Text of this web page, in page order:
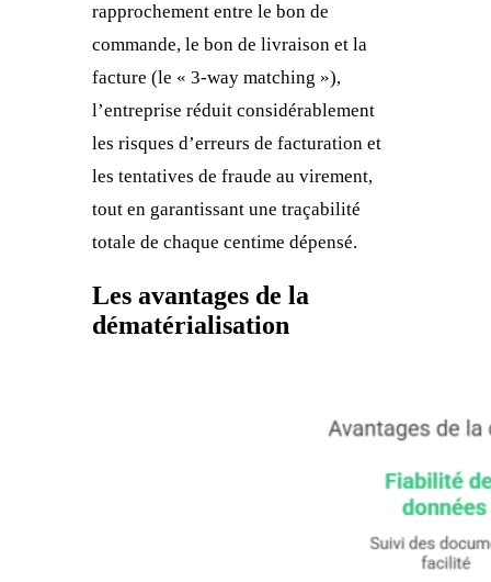
rapprochement entre le bon de
commande, le bon de livraison et la
facture (le « 3-way matching »),
l’entreprise réduit considérablement
les risques d’erreurs de facturation et
les tentatives de fraude au virement,
tout en garantissant une traçabilité
totale de chaque centime dépensé.
Les avantages de la
dématérialisation